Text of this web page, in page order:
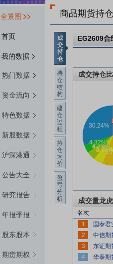
全景图
首页
我的数据
热门数据
资金流向
特色数据
新股数据
沪深港通
公告大全
研究报告
年报季报
股东股本
期货期权
商品期货持
成
交
持
仓
持
仓
结
构
建
仓
过
程
持
仓
均
价
盈
亏
分
析
EG2609合
成交持仓
成交量龙
名次
1
2
3
4